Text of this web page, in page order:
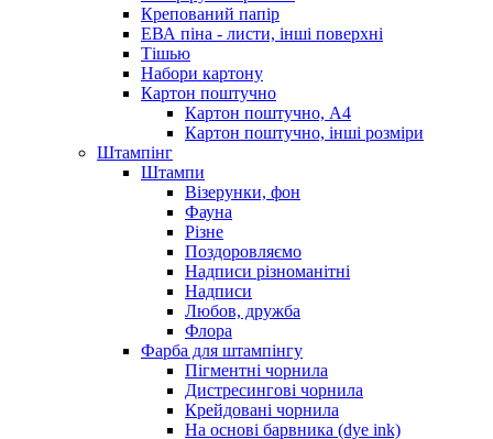
Крепований папір
ЕВА піна - листи, інші поверхні
Тішью
Набори картону
Картон поштучно
Картон поштучно, А4
Картон поштучно, інші розміри
Штампінг
Штампи
Візерунки, фон
Фауна
Різне
Поздоровляємо
Надписи різноманітні
Надписи
Любов, дружба
Флора
Фарба для штампінгу
Пігментні чорнила
Дистресингові чорнила
Крейдовані чорнила
На основі барвника (dye ink)